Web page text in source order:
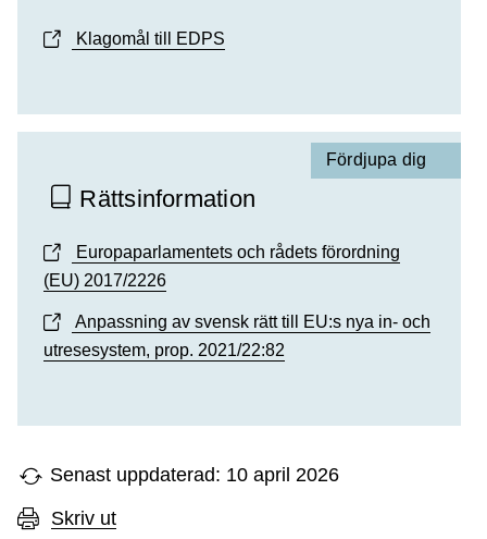
Klagomål till EDPS
Rättsinformation
Fördjupa dig
Europaparlamentets och rådets förordning
(EU) 2017/2226
Anpassning av svensk rätt till EU:s nya in- och
utresesystem, prop. 2021/22:82
Senast uppdaterad: 10 april 2026
Skriv ut